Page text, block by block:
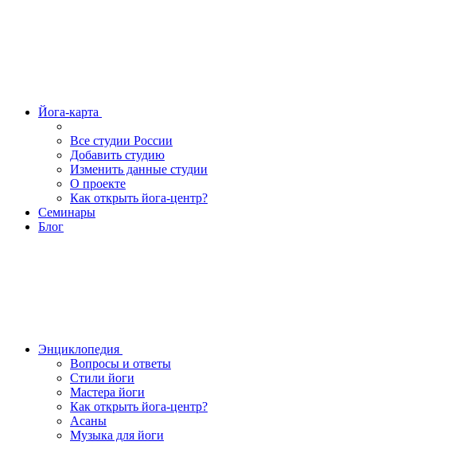
Йога-карта
Все студии России
Добавить студию
Изменить данные студии
О проекте
Как открыть йога-центр?
Семинары
Блог
Энциклопедия
Вопросы и ответы
Стили йоги
Мастера йоги
Как открыть йога-центр?
Асаны
Музыка для йоги